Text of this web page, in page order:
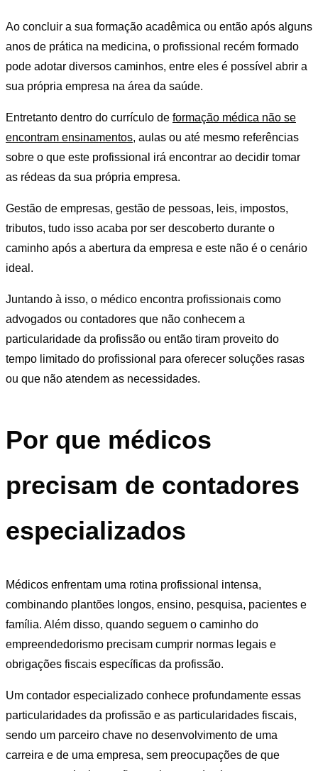
Ao concluir a sua formação acadêmica ou então após alguns
anos de prática na medicina, o profissional recém formado
pode adotar diversos caminhos, entre eles é possível abrir a
sua própria empresa na área da saúde.
Entretanto dentro do currículo de formação médica não se
encontram ensinamentos, aulas ou até mesmo referências
sobre o que este profissional irá encontrar ao decidir tomar
as rédeas da sua própria empresa.
Gestão de empresas, gestão de pessoas, leis, impostos,
tributos, tudo isso acaba por ser descoberto durante o
caminho após a abertura da empresa e este não é o cenário
ideal.
Juntando à isso, o médico encontra profissionais como
advogados ou contadores que não conhecem a
particularidade da profissão ou então tiram proveito do
tempo limitado do profissional para oferecer soluções rasas
ou que não atendem as necessidades.
Por que médicos
precisam de contadores
especializados
Médicos enfrentam uma rotina profissional intensa,
combinando plantões longos, ensino, pesquisa, pacientes e
família. Além disso, quando seguem o caminho do
empreendedorismo precisam cumprir normas legais e
obrigações fiscais específicas da profissão.
Um contador especializado conhece profundamente essas
particularidades da profissão e as particularidades fiscais,
sendo um parceiro chave no desenvolvimento de uma
carreira e de uma empresa, sem preocupações de que